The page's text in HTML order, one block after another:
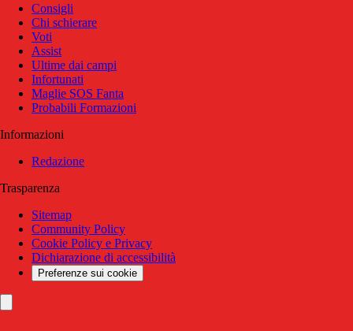
Consigli
Chi schierare
Voti
Assist
Ultime dai campi
Infortunati
Maglie SOS Fanta
Probabili Formazioni
Informazioni
Redazione
Trasparenza
Sitemap
Community Policy
Cookie Policy e Privacy
Dichiarazione di accessibilità
Preferenze sui cookie